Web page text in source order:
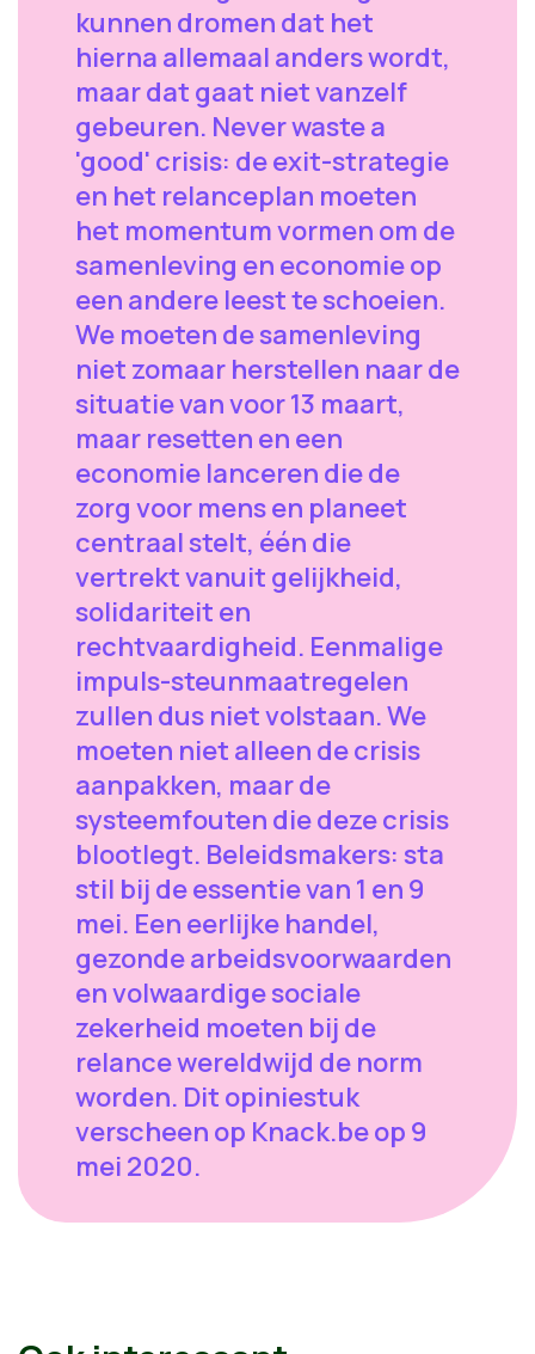
kunnen dromen dat het
hierna allemaal anders wordt,
maar dat gaat niet vanzelf
gebeuren. Never waste a
'good' crisis: de exit-strategie
en het relanceplan moeten
het momentum vormen om de
samenleving en economie op
een andere leest te schoeien.
We moeten de samenleving
niet zomaar herstellen naar de
situatie van voor 13 maart,
maar resetten en een
economie lanceren die de
zorg voor mens en planeet
centraal stelt, één die
vertrekt vanuit gelijkheid,
solidariteit en
rechtvaardigheid. Eenmalige
impuls-steunmaatregelen
zullen dus niet volstaan. We
moeten niet alleen de crisis
aanpakken, maar de
systeemfouten die deze crisis
blootlegt. Beleidsmakers: sta
stil bij de essentie van 1 en 9
mei. Een eerlijke handel,
gezonde arbeidsvoorwaarden
en volwaardige sociale
zekerheid moeten bij de
relance wereldwijd de norm
worden. Dit opiniestuk
verscheen op Knack.be op 9
mei 2020.